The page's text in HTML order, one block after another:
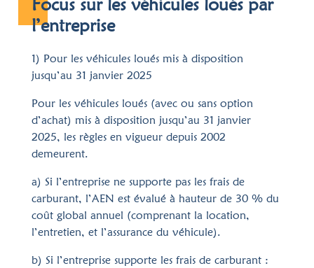
Focus sur les véhicules loués par
l’entreprise
1) Pour les véhicules loués mis à disposition
jusqu’au 31 janvier 2025
Pour les véhicules loués (avec ou sans option
d’achat) mis à disposition jusqu’au 31 janvier
2025, les règles en vigueur depuis 2002
demeurent.
a) Si l’entreprise ne supporte pas les frais de
carburant, l’AEN est évalué à hauteur de 30 % du
coût global annuel (comprenant la location,
l’entretien, et l’assurance du véhicule).
b) Si l’entreprise supporte les frais de carburant :